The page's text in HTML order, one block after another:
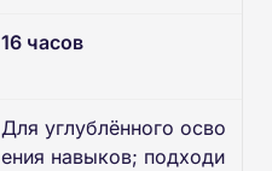
16 часов
Для углублённого осво
ения навыков; подходи